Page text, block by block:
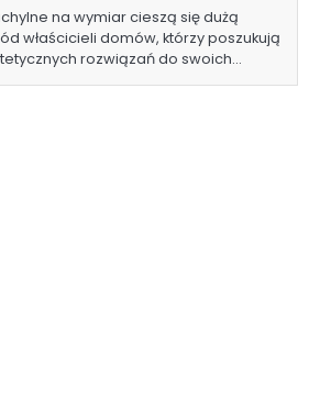
na wymiar cieszą się dużą
właścicieli domów, którzy poszukują
rozwiązań do swoich…